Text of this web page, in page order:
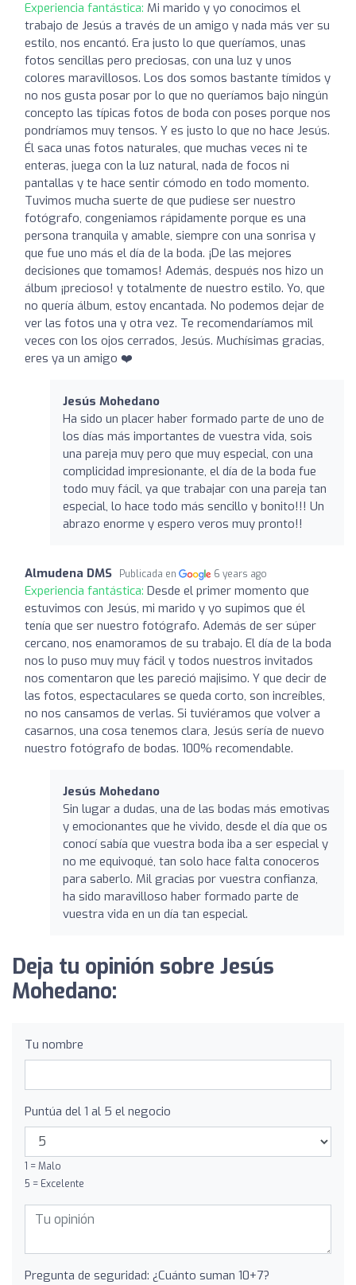
Experiencia fantástica: Mi marido y yo conocimos el
trabajo de Jesús a través de un amigo y nada más ver su
estilo, nos encantó. Era justo lo que queríamos, unas
fotos sencillas pero preciosas, con una luz y unos
colores maravillosos. Los dos somos bastante tímidos y
no nos gusta posar por lo que no queríamos bajo ningún
concepto las típicas fotos de boda con poses porque nos
pondríamos muy tensos. Y es justo lo que no hace Jesús.
Él saca unas fotos naturales, que muchas veces ni te
enteras, juega con la luz natural, nada de focos ni
pantallas y te hace sentir cómodo en todo momento.
Tuvimos mucha suerte de que pudiese ser nuestro
fotógrafo, congeniamos rápidamente porque es una
persona tranquila y amable, siempre con una sonrisa y
que fue uno más el día de la boda. ¡De las mejores
decisiones que tomamos! Además, después nos hizo un
álbum ¡precioso! y totalmente de nuestro estilo. Yo, que
no quería álbum, estoy encantada. No podemos dejar de
ver las fotos una y otra vez. Te recomendaríamos mil
veces con los ojos cerrados, Jesús. Muchísimas gracias,
eres ya un amigo ❤️
Jesús Mohedano
Ha sido un placer haber formado parte de uno de
los días más importantes de vuestra vida, sois
una pareja muy pero que muy especial, con una
complicidad impresionante, el día de la boda fue
todo muy fácil, ya que trabajar con una pareja tan
especial, lo hace todo más sencillo y bonito!!! Un
abrazo enorme y espero veros muy pronto!!
Almudena DMS Publicada en 6 years ago
Experiencia fantástica: Desde el primer momento que
estuvimos con Jesús, mi marido y yo supimos que él
tenía que ser nuestro fotógrafo. Además de ser súper
cercano, nos enamoramos de su trabajo. El día de la boda
nos lo puso muy muy fácil y todos nuestros invitados
nos comentaron que les pareció majisimo. Y que decir de
las fotos, espectaculares se queda corto, son increíbles,
no nos cansamos de verlas. Si tuviéramos que volver a
casarnos, una cosa tenemos clara, Jesús sería de nuevo
nuestro fotógrafo de bodas. 100% recomendable.
Jesús Mohedano
Sin lugar a dudas, una de las bodas más emotivas
y emocionantes que he vivido, desde el día que os
conocí sabía que vuestra boda iba a ser especial y
no me equivoqué, tan solo hace falta conoceros
para saberlo. Mil gracias por vuestra confianza,
ha sido maravilloso haber formado parte de
vuestra vida en un día tan especial.
Deja tu opinión sobre Jesús
Mohedano:
Tu nombre
Puntúa del 1 al 5 el negocio
1 = Malo
5 = Excelente
Pregunta de seguridad: ¿Cuánto suman 10+7?